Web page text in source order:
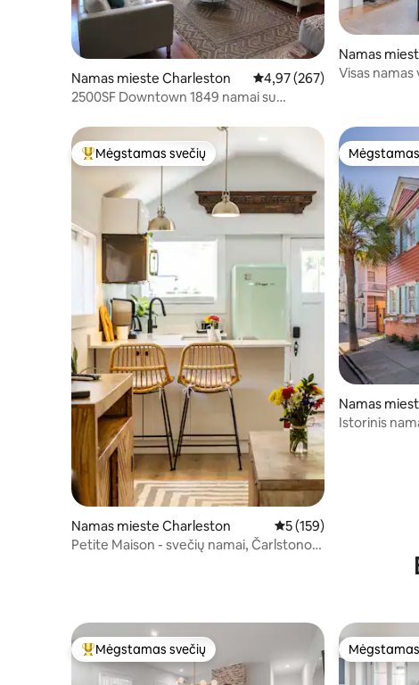
Namas mieste Charleston Vidutinis įvertinimas: 4,97
4,97 (267)
2500SF Downtown 1849 namai su
Namas
Visas
Svečių mėgstamiausias
Mėgstamas svečių
Namas mieste Charleston Vidutinis įvertinimas: 5
5 (159)
Petite Maison - svečių namai, Čarlstono
Namas
Istorinis
Svečių mėgstamiausias
Mėgstamas svečių